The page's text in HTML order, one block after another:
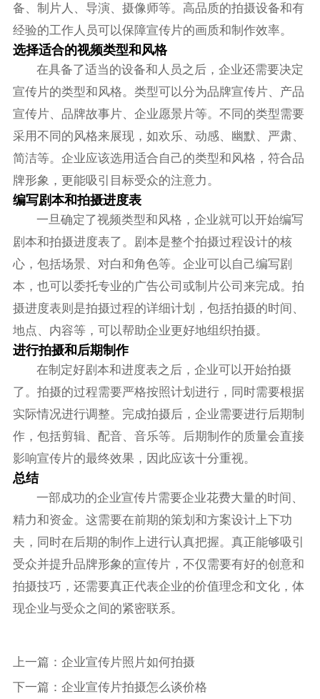
备、制片人、导演、摄像师等。高品质的拍摄设备和有
经验的工作人员可以保障宣传片的画质和制作效率。
选择适合的视频类型和风格
在具备了适当的设备和人员之后，企业还需要决定
宣传片的类型和风格。类型可以分为品牌宣传片、产品
宣传片、品牌故事片、企业愿景片等。不同的类型需要
采用不同的风格来展现，如欢乐、动感、幽默、严肃、
简洁等。企业应该选用适合自己的类型和风格，符合品
牌形象，更能吸引目标受众的注意力。
编写剧本和拍摄进度表
一旦确定了视频类型和风格，企业就可以开始编写
剧本和拍摄进度表了。剧本是整个拍摄过程设计的核
心，包括场景、对白和角色等。企业可以自己编写剧
本，也可以委托专业的广告公司或制片公司来完成。拍
摄进度表则是拍摄过程的详细计划，包括拍摄的时间、
地点、内容等，可以帮助企业更好地组织拍摄。
进行拍摄和后期制作
在制定好剧本和进度表之后，企业可以开始拍摄
了。拍摄的过程需要严格按照计划进行，同时需要根据
实际情况进行调整。完成拍摄后，企业需要进行后期制
作，包括剪辑、配音、音乐等。后期制作的质量会直接
影响宣传片的最终效果，因此应该十分重视。
总结
一部成功的企业宣传片需要企业花费大量的时间、
精力和资金。这需要在前期的策划和方案设计上下功
夫，同时在后期的制作上进行认真把握。真正能够吸引
受众并提升品牌形象的宣传片，不仅需要有好的创意和
拍摄技巧，还需要真正代表企业的价值理念和文化，体
现企业与受众之间的紧密联系。
上一篇： 企业宣传片照片如何拍摄
下一篇： 企业宣传片拍摄怎么谈价格